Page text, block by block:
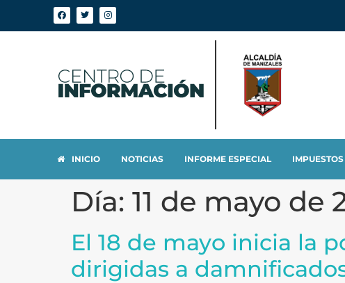
INICIO NOTICIAS INFORME ESPECIAL IMPUESTOS
Día: 11 de mayo de
El 18 de mayo inicia la
dirigidas a